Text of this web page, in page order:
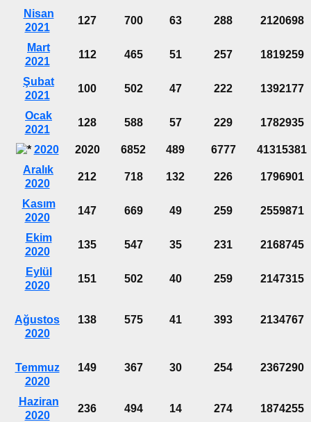
Nisan
2021
127 700 63 288 2120698
Mart
2021
112 465 51 257 1819259
Şubat
2021
100 502 47 222 1392177
Ocak
2021
128 588 57 229 1782935
2020 2020 6852 489 6777
41315381
Aralık
2020
212 718 132 226 1796901
Kasım
2020
147 669 49 259 2559871
Ekim
2020
135 547 35 231 2168745
Eylül
2020
151 502 40 259 2147315
Ağustos
2020
138 575 41 393 2134767
Temmuz
2020
149 367 30 254 2367290
Haziran
2020
236 494 14 274 1874255